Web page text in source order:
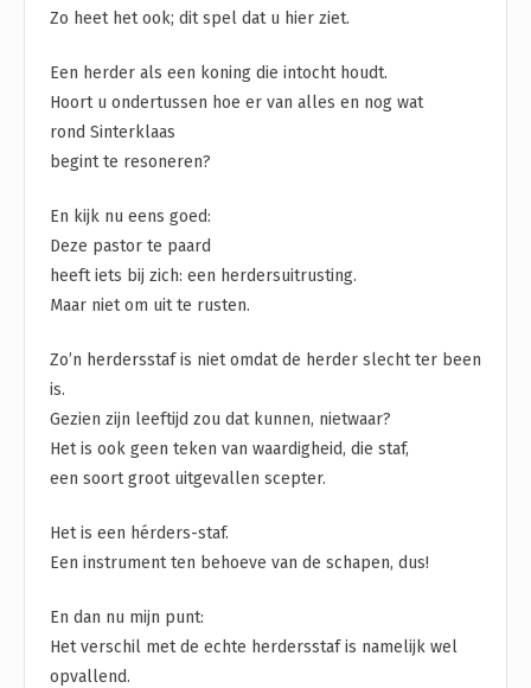
Zo heet het ook; dit spel dat u hier ziet.
Een herder als een koning die intocht houdt.
Hoort u ondertussen hoe er van alles en nog wat
rond Sinterklaas
begint te resoneren?
En kijk nu eens goed:
Deze pastor te paard
heeft iets bij zich: een herdersuitrusting.
Maar niet om uit te rusten.
Zo’n herdersstaf is niet omdat de herder slecht ter been
is.
Gezien zijn leeftijd zou dat kunnen, nietwaar?
Het is ook geen teken van waardigheid, die staf,
een soort groot uitgevallen scepter.
Het is een hérders-staf.
Een instrument ten behoeve van de schapen, dus!
En dan nu mijn punt:
Het verschil met de echte herdersstaf is namelijk wel
opvallend.